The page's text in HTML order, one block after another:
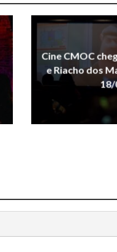
Cine CMOC
e Riacho dos
18/